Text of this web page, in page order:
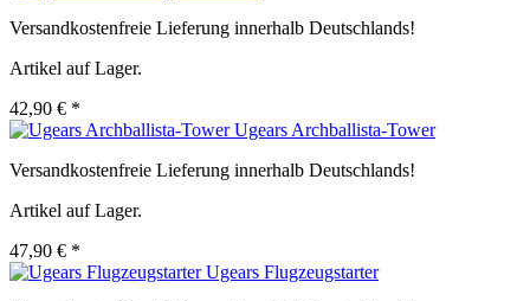
Versandkostenfreie Lieferung innerhalb Deutschlands!
Artikel auf Lager.
42,90 € *
Ugears Archballista-Tower
Versandkostenfreie Lieferung innerhalb Deutschlands!
Artikel auf Lager.
47,90 € *
Ugears Flugzeugstarter